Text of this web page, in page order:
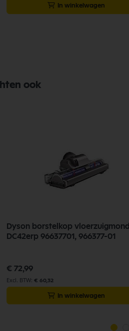
In winkelwagen
ook
Dyson borstelkop vloerzuigmond
DC42erp 96637701, 966377-01
€ 72,99
€ 60,32
In winkelwagen